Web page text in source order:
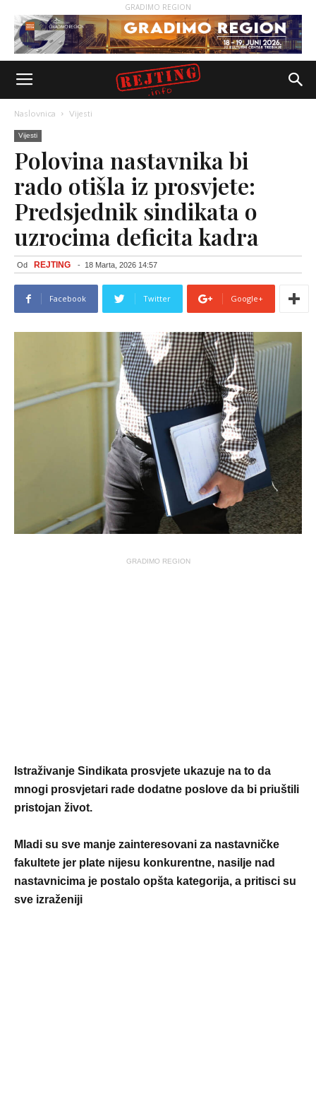
GRADIMO REGION
Naslovnica Vijesti
Vijesti
Polovina nastavnika bi
rado otišla iz prosvjete:
Predsjednik sindikata o
uzrocima deficita kadra
Od REJTING - 18 Marta, 2026 14:57
Facebook Twitter Google+
GRADIMO REGION
Istraživanje Sindikata prosvjete ukazuje na to da
mnogi prosvjetari rade dodatne poslove da bi priuštili
pristojan život.
Mladi su sve manje zainteresovani za nastavničke
fakultete jer plate nijesu konkurentne, nasilje nad
nastavnicima je postalo opšta kategorija, a pritisci su
sve izraženiji